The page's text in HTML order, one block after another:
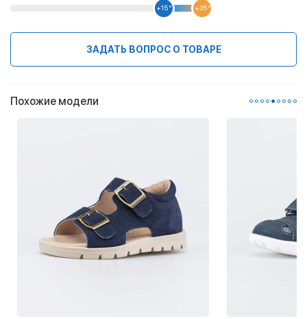
+15 ° +35 °
ЗАДАТЬ ВОПРОС О ТОВАРЕ
Похожие модели